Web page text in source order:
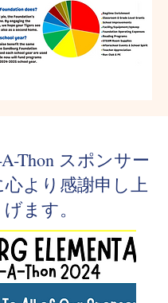
A-Thon スポンサー
より感謝申し上
げます。